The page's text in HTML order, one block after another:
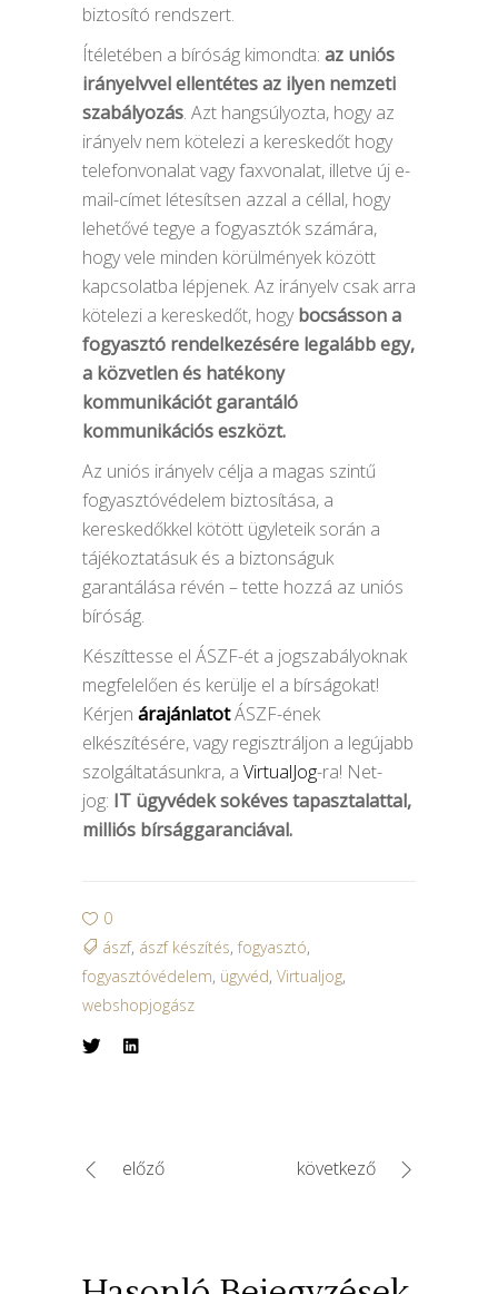
biztosító rendszert.
Ítéletében a bíróság kimondta: az uniós
irányelvvel ellentétes az ilyen nemzeti
szabályozás. Azt hangsúlyozta, hogy az
irányelv nem kötelezi a kereskedőt hogy
telefonvonalat vagy faxvonalat, illetve új e-
mail-címet létesítsen azzal a céllal, hogy
lehetővé tegye a fogyasztók számára,
hogy vele minden körülmények között
kapcsolatba lépjenek. Az irányelv csak arra
kötelezi a kereskedőt, hogybocsásson a
fogyasztó rendelkezésére legalább egy,
a közvetlen és hatékony
kommunikációt garantáló
kommunikációs eszközt.
Az uniós irányelv célja a magas szintű
fogyasztóvédelem biztosítása, a
kereskedőkkel kötött ügyleteik során a
tájékoztatásuk és a biztonságuk
garantálása révén – tette hozzá az uniós
bíróság.
Készíttesse el ÁSZF-ét a jogszabályoknak
megfelelően és kerülje el a bírságokat!
Kérjen árajánlatotÁSZF-ének
elkészítésére, vagy regisztráljon a legújabb
szolgáltatásunkra, a VirtualJog-ra! Net-
jog: IT ügyvédek sokéves tapasztalattal,
milliós bírsággaranciával.
0
ászf, ászf készítés, fogyasztó,
fogyasztóvédelem, ügyvéd, Virtualjog,
webshopjogász
előző következő